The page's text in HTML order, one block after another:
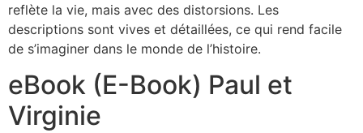
reflète la vie, mais avec des distorsions. Les
descriptions sont vives et détaillées, ce qui rend facile
de s’imaginer dans le monde de l’histoire.
eBook (E-Book) Paul et
Virginie